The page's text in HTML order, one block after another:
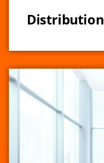
Distribution